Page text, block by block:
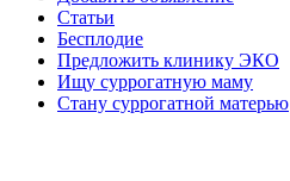
Статьи
Бесплодие
Предложить клинику ЭКО
Ищу суррогатную маму
Стану суррогатной матерью